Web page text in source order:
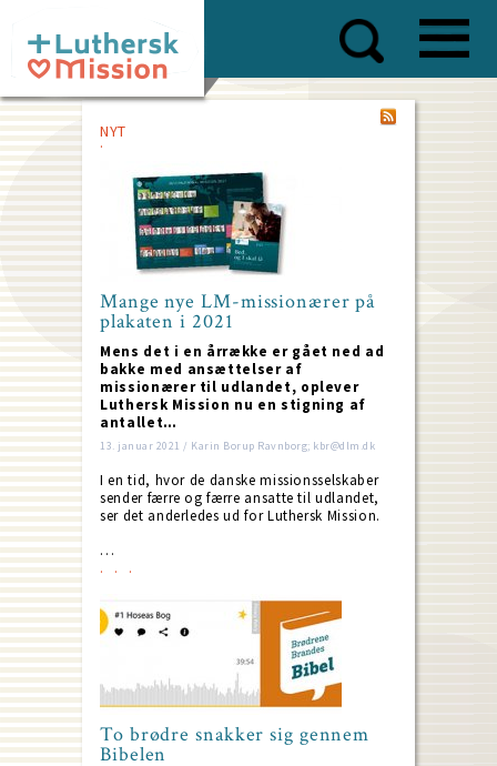
main
content
NYT
Mange nye LM-missionærer på
plakaten i 2021
Mens det i en årrække er gået ned ad
bakke med ansættelser af
missionærer til udlandet, oplever
Luthersk Mission nu en stigning af
antallet…
13. januar 2021 / Karin Borup Ravnborg; kbr@dlm.dk
I en tid, hvor de danske missionsselskaber
sender færre og færre ansatte til udlandet,
ser det anderledes ud for Luthersk Mission.
…
To brødre snakker sig gennem
Bibelen